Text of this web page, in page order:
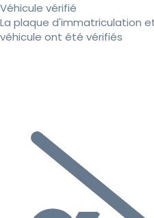
Véhicule vérifié
La plaque d'immatriculation
véhicule ont été vérifiés